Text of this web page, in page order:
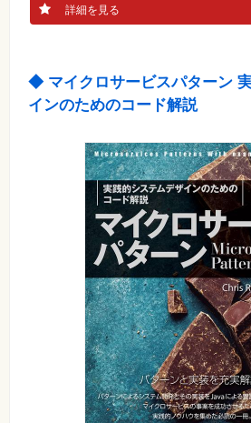
詳細を見る
◆ マイクロサービスパターン
インのためのコード解説